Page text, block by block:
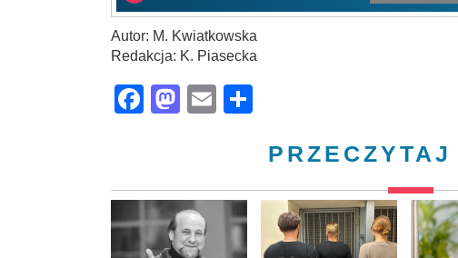
Autor: M. Kwiatkowska
Redakcja: K. Piasecka
Facebook
Mastodon
Email
PRZECZYTAJ